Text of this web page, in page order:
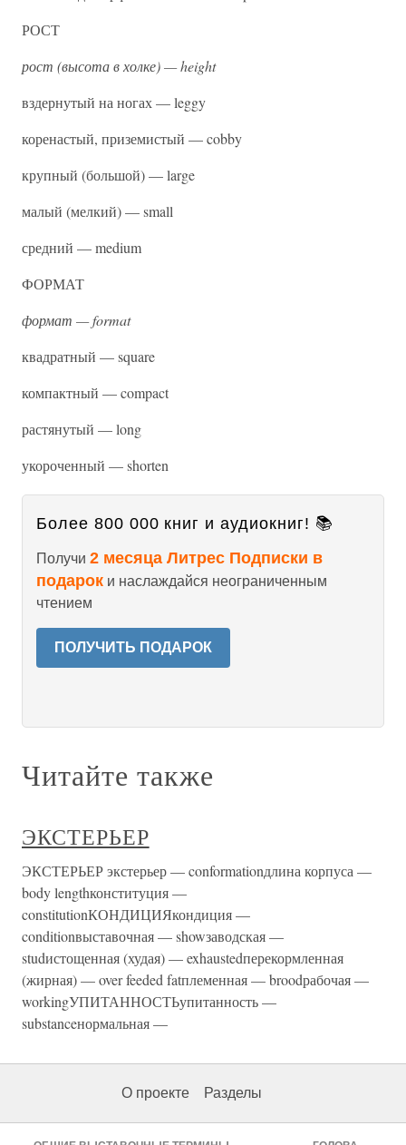
РОСТ
рост (высота в холке) — height
вздернутый на ногах — leggy
коренастый, приземистый — cobby
крупный (большой) — large
малый (мелкий) — small
средний — medium
ФОРМАТ
формат — format
квадратный — square
компактный — compact
растянутый — long
укороченный — shorten
Более 800 000 книг и аудиокниг! 📚
Получи 2 месяца Литрес Подписки в
подарок и наслаждайся неограниченным
чтением
ПОЛУЧИТЬ ПОДАРОК
Читайте также
ЭКСТЕРЬЕР
ЭКСТЕРЬЕР экстерьер — conformationдлина корпуса —
body lengthконституция —
constitutionКОНДИЦИЯкондиция —
conditionвыставочная — showзаводская —
studистощенная (худая) — exhaustedперекормленная
(жирная) — over feeded fatплеменная — broodрабочая —
workingУПИТАННОСТЬупитанность —
substanceнормальная —
О проекте Разделы